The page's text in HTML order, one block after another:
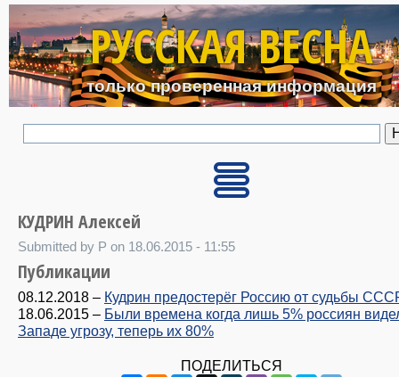
Перейти к основному
РУССКАЯ ВЕСНА
только проверенная информация
КУДРИН Алексей
Submitted by P on 18.06.2015 - 11:55
Публикации
08.12.2018 – Кудрин предостерёг Россию от судьбы
18.06.2015 – Были времена когда лишь 5% россиян
Западе угрозу, теперь их 80%
ПОДЕЛИТЬСЯ